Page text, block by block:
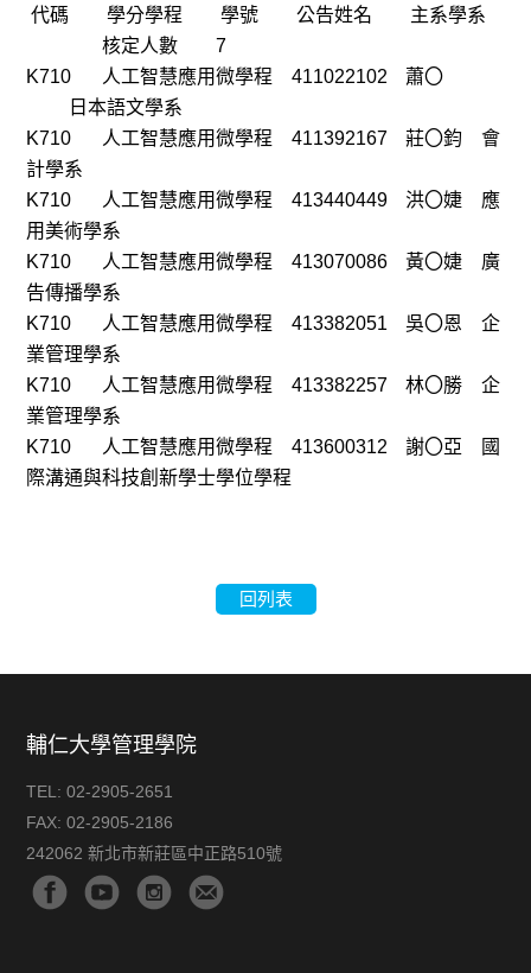
代碼 學分學程 學號 公告姓名
主系學系
核定人數
7
K710
人工智慧應用微學程 411022102
蕭〇
日本語文學系
K710
人工智慧應用微學程 411392167 莊〇鈞
會
計學系
K710
人工智慧應用微學程 413440449 洪〇婕
應
用美術學系
K710
人工智慧應用微學程 413070086 黃〇婕
廣
告傳播學系
K710
人工智慧應用微學程 413382051 吳〇恩
企
業管理學系
K710
人工智慧應用微學程 413382257 林〇勝
企
業管理學系
K710
人工智慧應用微學程 413600312 謝〇亞
國
際溝通與科技創新學士學位學程
回列表
輔仁大學管理學院
TEL:02-2905-2651
FAX:02-2905-2186
242062 新北市新莊區中正路510號